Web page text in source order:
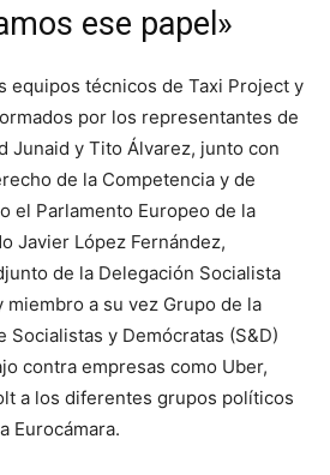
ese papel»
equipos técnicos de Taxi Project y
por los representantes de
Junaid y Tito Álvarez, junto con
de la Competencia y de
el Parlamento Europeo de la
Javier López Fernández,
de la Delegación Socialista
miembro a su vez Grupo de la
Socialistas y Demócratas (S&D)
contra empresas como Uber,
a los diferentes grupos políticos
Eurocámara.